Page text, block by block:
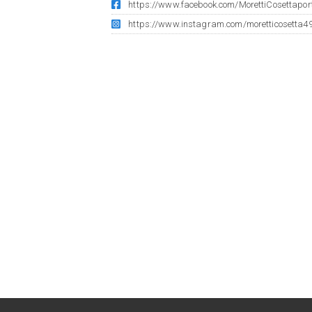
https://www.facebook.com/
https://www.instagram.com/